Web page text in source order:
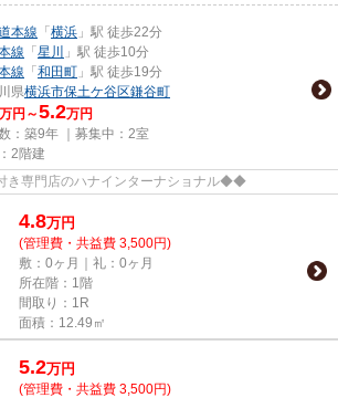
本線 「 横浜 」駅 徒歩22分
線 「 星川
」駅 徒歩10分
線 「 和田町 」駅 徒歩19分
県横浜市保土ケ谷区鎌谷町
万円～5.2万円
：築9年 ｜募集中： 2室
2階建
専門店のハナインターナショナル◆◆
4.8万円
(管理費・共益費 3,500円)
敷：0ヶ月｜礼：0ヶ月
所在階：1階
間取り：1R
面積：12.49㎡
5.2万円
(管理費・共益費 3,500円)